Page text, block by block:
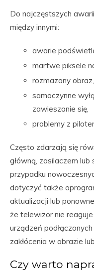
Do najczęstszych
między innymi:
awarie
martwe piksele
rozmazany obraz,
samoczynne
zawieszanie się,
problemy z
Często zdarzają się
główną, zasilaczem
przypadku
dotyczyć także
aktualizacji lub
że telewizor nie
urządzeń
zakłócenia w obrazie
Czy warto